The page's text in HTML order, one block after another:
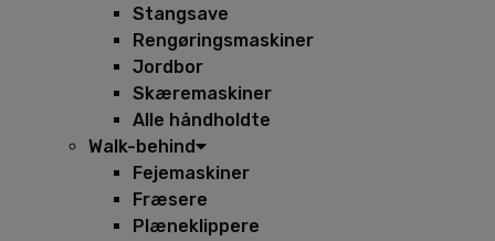
Stangsave
Rengøringsmaskiner
Jordbor
Skæremaskiner
Alle håndholdte
Walk-behind
Fejemaskiner
Fræsere
Plæneklippere